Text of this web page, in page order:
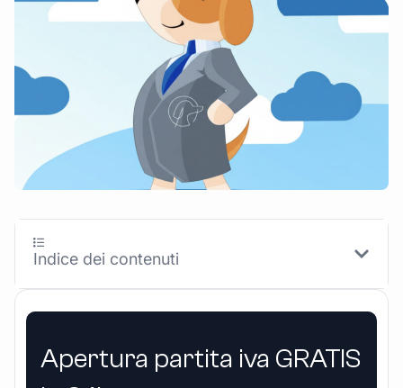
Apertura partita iva GRATIS
Indice dei contenuti